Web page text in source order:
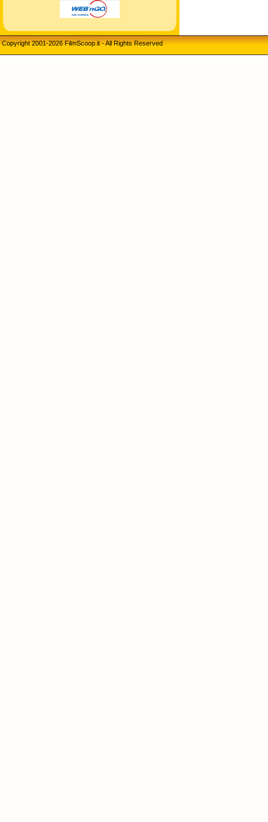
Copyright 2001-2026 FilmScoop.it - All Rights Reserved